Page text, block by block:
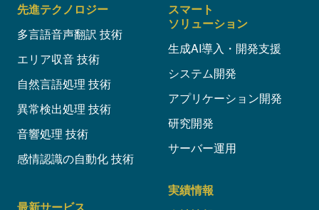
先進テクノロジー
多言語音声翻訳 技術
エリア収音 技術
自然言語処理 技術
異常検出処理 技術
音響処理 技術
感情認識の自動化 技術
スマート
ソリューション
生成AI導入・開発支援
システム開発
アプリケーション開発
研究開発
サーバー運用
実績情報